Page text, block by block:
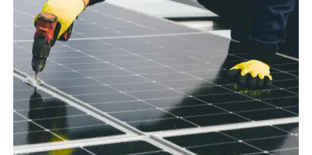
Rénovation et isolation toiture
Protégez votre habitat et améliorez votre
confort.
En savoir plus